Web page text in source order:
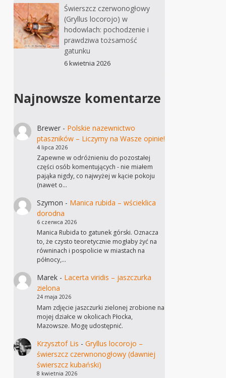
Świerszcz czerwonogłowy
(Gryllus locorojo) w
hodowlach: pochodzenie i
prawdziwa tożsamość
gatunku
6 kwietnia 2026
Najnowsze komentarze
Brewer- Polskie nazewnictwo
ptaszników – Liczymy na Wasze opinie!
4 lipca 2026
Zapewne w odróżnieniu do pozostałej
części osób komentujących - nie miałem
pająka nigdy, co najwyżej w kącie pokoju
(nawet o…
Szymon - Manica rubida – wścieklica
dorodna
6 czerwca 2026
Manica Rubida to gatunek górski. Oznacza
to, że czysto teoretycznie mogłaby żyć na
równinach i pospolicie w miastach na
północy,…
Marek- Lacerta viridis – jaszczurka
zielona
24 maja 2026
Mam zdjęcie jaszczurki zielonej zrobione na
mojej działce w okolicach Płocka,
Mazowsze. Mogę udostępnić.
Krzysztof Lis - Gryllus locorojo –
świerszcz czerwnonogłowy (dawniej
świerszcz kubański)
8 kwietnia 2026